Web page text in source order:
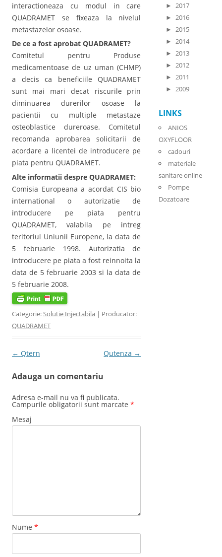
interactioneaza cu modul in care
QUADRAMET se fixeaza la nivelul
metastazelor osoase.
De ce a fost aprobat QUADRAMET?
Comitetul pentru Produse
medicamentoase de uz uman (CHMP)
a decis ca beneficiile QUADRAMET
sunt mai mari decat riscurile prin
diminuarea durerilor osoase la
pacientii cu multiple metastaze
osteoblastice dureroase. Comitetul
recomanda aprobarea solicitarii de
acordare a licentei de introducere pe
piata pentru QUADRAMET.
Alte informatii despre QUADRAMET:
Comisia Europeana a acordat CIS bio
international o autorizatie de
introducere pe piata pentru
QUADRAMET, valabila pe intreg
teritoriul Uniunii Europene, la data de
5 februarie 1998. Autorizatia de
introducere pe piata a fost reinnoita la
data de 5 februarie 2003 si la data de
5 februarie 2008.
Categorie:Solutie Injectabila | Producator:
QUADRAMET
Post navigation
← Qtern Qutenza →
Adauga un comentariu
Adresa e-mail nu va fi publicata.
Campurile obligatorii sunt marcate *
Mesaj
Nume *
► 2017
► 2016
► 2015
► 2014
► 2013
► 2012
► 2011
► 2009
LINKS
ANIOS
OXYFLOOR
cadouri
materiale
sanitare online
Pompe
Dozatoare